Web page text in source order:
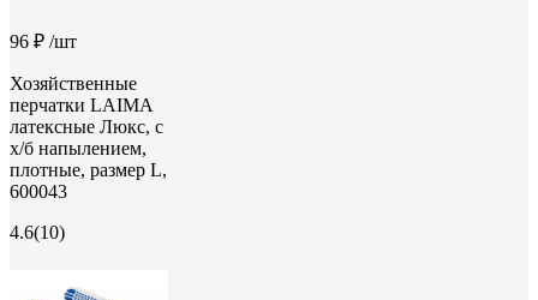
96 ₽ /шт
Хозяйственные
перчатки LAIMA
латексные Люкс, с
х/б напылением,
плотные, размер L,
600043
4.6(10)